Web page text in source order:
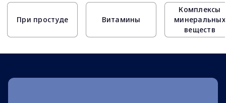
При простуде Витамины
Комплексы
минеральных
веществ